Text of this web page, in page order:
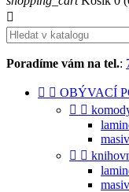

Poradíme vám na tel.:
  OBÝVACÍ
 
masiv
 
masiv